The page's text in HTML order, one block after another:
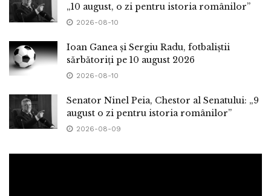
„10 august, o zi pentru istoria românilor”
2026-08-10
Ioan Ganea și Sergiu Radu, fotbaliștii
sărbătoriți pe 10 august 2026
2026-08-10
Senator Ninel Peia, Chestor al Senatului: „9
august o zi pentru istoria românilor”
2026-08-09